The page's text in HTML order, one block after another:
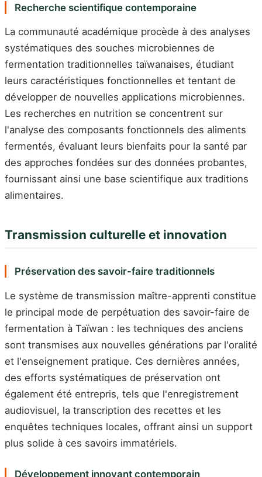
Recherche scientifique contemporaine
La communauté académique procède à des analyses
systématiques des souches microbiennes de
fermentation traditionnelles taïwanaises, étudiant
leurs caractéristiques fonctionnelles et tentant de
développer de nouvelles applications microbiennes.
Les recherches en nutrition se concentrent sur
l'analyse des composants fonctionnels des aliments
fermentés, évaluant leurs bienfaits pour la santé par
des approches fondées sur des données probantes,
fournissant ainsi une base scientifique aux traditions
alimentaires.
Transmission culturelle et innovation
Préservation des savoir-faire traditionnels
Le système de transmission maître-apprenti constitue
le principal mode de perpétuation des savoir-faire de
fermentation à Taïwan : les techniques des anciens
sont transmises aux nouvelles générations par l'oralité
et l'enseignement pratique. Ces dernières années,
des efforts systématiques de préservation ont
également été entrepris, tels que l'enregistrement
audiovisuel, la transcription des recettes et les
enquêtes techniques locales, offrant ainsi un support
plus solide à ces savoirs immatériels.
Développement innovant contemporain